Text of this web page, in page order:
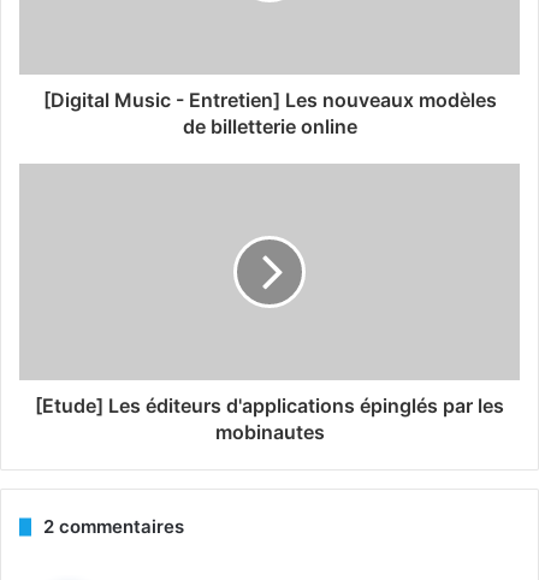
[Digital Music - Entretien] Les nouveaux modèles
de billetterie online
[Etude] Les éditeurs d'applications épinglés par les
mobinautes
2 commentaires